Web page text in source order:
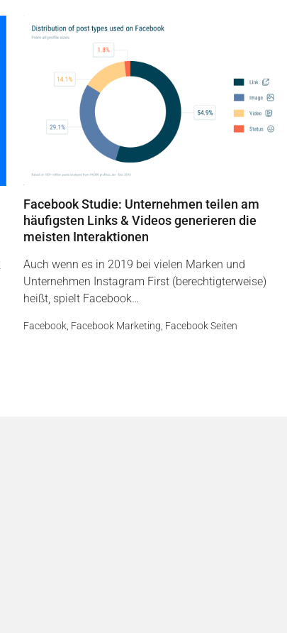
Facebook Studie: Unternehmen teilen am
häufigsten Links & Videos generieren die
meisten Interaktionen
Auch wenn es in 2019 bei vielen Marken und
Unternehmen Instagram First (berechtigterweise)
heißt, spielt Facebook…
Facebook, Facebook Marketing, Facebook Seiten